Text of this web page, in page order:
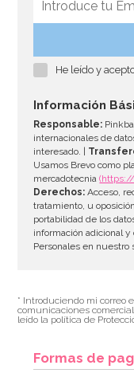
Botellita de leche
He leído y
Información
Responsable:
internacionales de
interesado. |
Usamos Brevo como
mercadotecnia
Derechos: Acceso,
tratamiento, u
portabilidad de los
información adicional y
Personales en nuestro
* Introduciendo mi correo
comunicaciones
leído la política de
Formas de